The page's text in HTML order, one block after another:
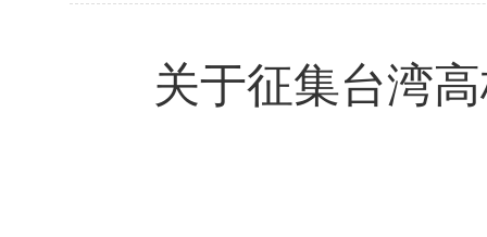
关于征集台湾